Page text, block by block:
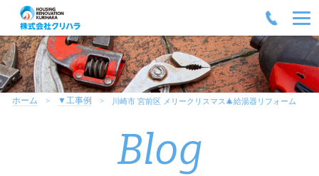
ホーム ▼工事例 川崎市 宮前区 メリークリスマス🎄給湯器リフォーム
Blog